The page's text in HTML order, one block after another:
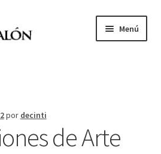
Menú
por decinti
de Arte